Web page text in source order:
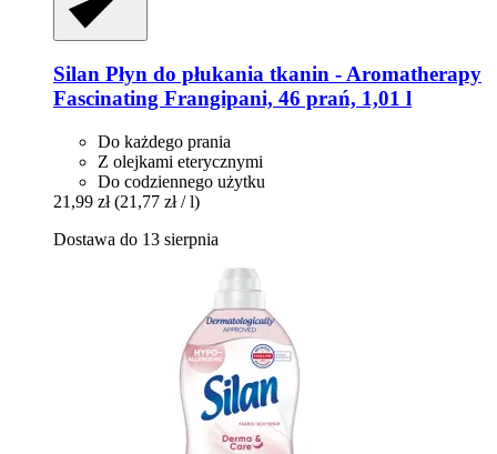
Silan Płyn do płukania tkanin -​ Aromatherapy
Fascinating Frangipani, 46 prań, 1,01 l
Do każdego prania
Z olejkami eterycznymi
Do codziennego użytku
21,99 zł (21,77 zł / l)
Dostawa do 13 sierpnia